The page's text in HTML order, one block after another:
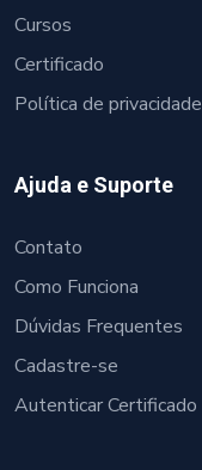
Cursos
Certificado
Política de privacidade
Ajuda e Suporte
Contato
Como Funciona
Dúvidas Frequentes
Cadastre-se
Autenticar Certificado